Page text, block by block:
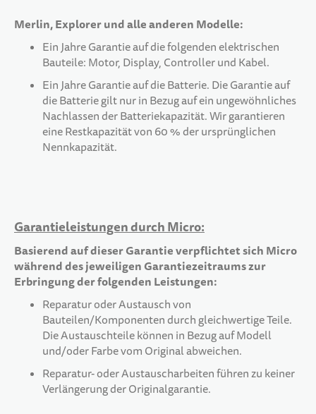
Merlin, Explorer und alle anderen Modelle:
Ein Jahre Garantie auf die folgenden elektrischen
Bauteile: Motor, Display, Controller und Kabel.
Ein Jahre Garantie auf die Batterie. Die Garantie auf
die Batterie gilt nur in Bezug auf ein ungewöhnliches
Nachlassen der Batteriekapazität. Wir garantieren
eine Restkapazität von 60 % der ursprünglichen
Nennkapazität.
Garantieleistungen durch Micro:
Basierend auf dieser Garantie verpflichtet sich Micro
während des jeweiligen Garantiezeitraums zur
Erbringung der folgenden Leistungen:
Reparatur oder Austausch von
Bauteilen/Komponenten durch gleichwertige Teile.
Die Austauschteile können in Bezug auf Modell
und/oder Farbe vom Original abweichen.
Reparatur- oder Austauscharbeiten führen zu keiner
Verlängerung der Originalgarantie.